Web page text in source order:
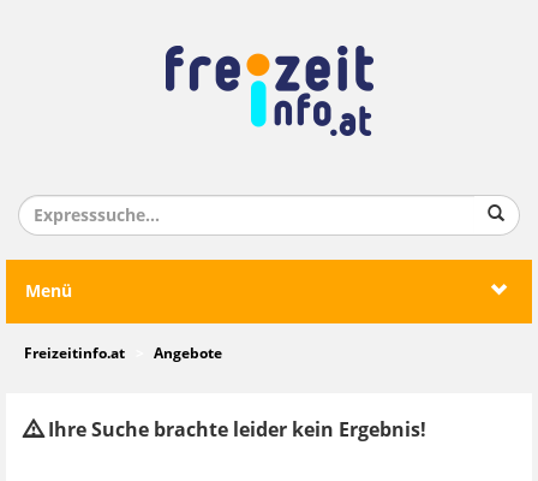
Menü
Freizeitinfo.at Angebote
Ihre Suche brachte leider kein Ergebnis!